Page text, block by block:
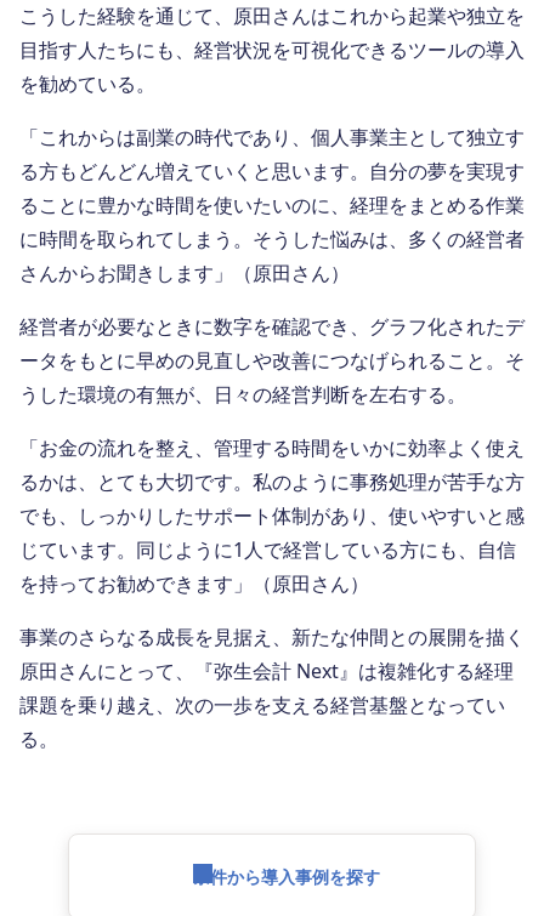
こうした経験を通じて、原田さんはこれから起業や独立を
目指す人たちにも、経営状況を可視化できるツールの導入
を勧めている。
「これからは副業の時代であり、個人事業主として独立す
る方もどんどん増えていくと思います。自分の夢を実現す
ることに豊かな時間を使いたいのに、経理をまとめる作業
に時間を取られてしまう。そうした悩みは、多くの経営者
さんからお聞きします」（原田さん）
経営者が必要なときに数字を確認でき、グラフ化されたデ
ータをもとに早めの見直しや改善につなげられること。そ
うした環境の有無が、日々の経営判断を左右する。
「お金の流れを整え、管理する時間をいかに効率よく使え
るかは、とても大切です。私のように事務処理が苦手な方
でも、しっかりしたサポート体制があり、使いやすいと感
じています。同じように1人で経営している方にも、自信
を持ってお勧めできます」（原田さん）
事業のさらなる成長を見据え、新たな仲間との展開を描く
原田さんにとって、『弥生会計 Next』は複雑化する経理
課題を乗り越え、次の一歩を支える経営基盤となってい
る。
条件から導入事例を探す